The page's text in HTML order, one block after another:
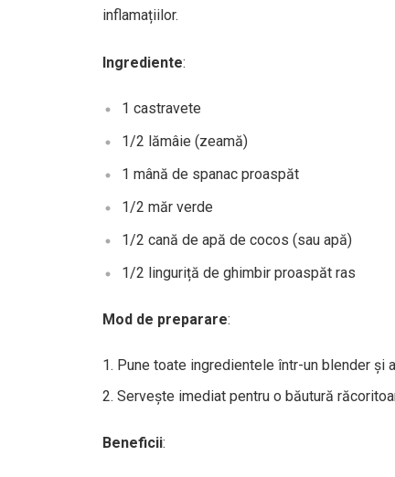
inflamațiilor.
Ingrediente:
1 castravete
1/2 lămâie (zeamă)
1 mână de spanac proaspăt
1/2 măr verde
1/2 cană de apă de cocos (sau apă)
1/2 linguriță de ghimbir proaspăt ras
Mod de preparare:
Pune toate ingredientele într-un blender
Servește imediat pentru o băutură
Beneficii: